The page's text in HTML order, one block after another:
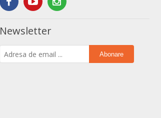
Newsletter
Abonare